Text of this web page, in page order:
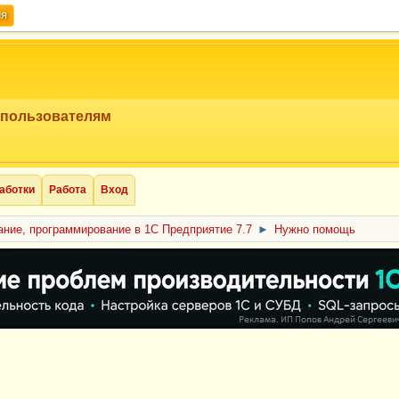
Работа Вход
программирование в 1С Предприятие 7.7 ► Нужно помощь